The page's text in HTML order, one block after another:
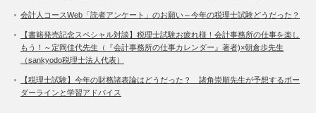
会計人コースWeb「読者アンケート」のお願い～今年の税理士試験どうだった？
【書籍発売記念スペシャル対談】税理士試験お疲れ様！会計事務所の仕事を楽し
もう！～定岡佳代先生（『会計事務所の仕事カレンダー』著者)×朝倉歩先生
（sankyodo税理士法人代表）
【税理士試験】今年の財務諸表論はどうだった？ 諸角崇順先生が予想するボー
ダーラインと学習アドバイス